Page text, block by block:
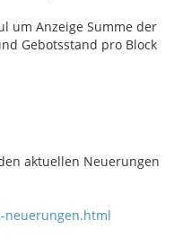
um Anzeige Summe der
Gebotsstand pro Block
aktuellen Neuerungen
neuerungen.html